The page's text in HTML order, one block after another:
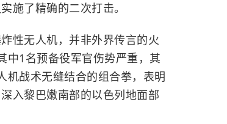
施了精确的二次打击。
性无人机，并非外界传言的火
中1名预备役军官伤势严重，其
机战术无缝结合的组合拳，表明
入黎巴嫩南部的以色列地面部